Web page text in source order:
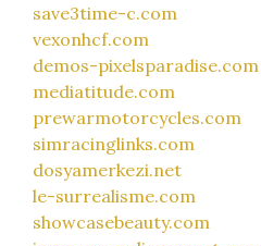
save3time-c.com
vexonhcf.com
demos-pixelsparadise.com
mediatitude.com
prewarmotorcycles.com
simracinglinks.com
dosyamerkezi.net
le-surrealisme.com
showcasebeauty.com